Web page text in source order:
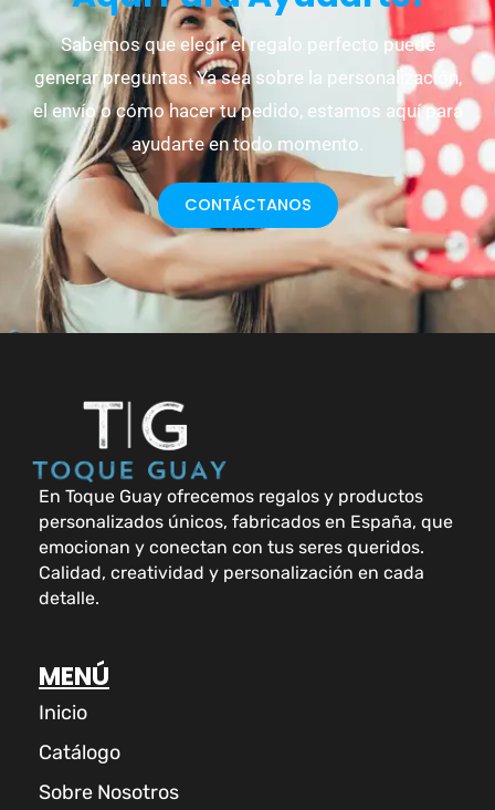
Sabemos que elegir el regalo perfecto puede
generar preguntas. Ya sea sobre la personalización,
el envío o cómo hacer tu pedido, estamos aquí para
ayudarte en todo momento.
CONTÁCTANOS
En Toque Guay ofrecemos regalos y productos
personalizados únicos, fabricados en España, que
emocionan y conectan con tus seres queridos.
Calidad, creatividad y personalización en cada
detalle.
MENÚ
Inicio
Catálogo
Sobre Nosotros